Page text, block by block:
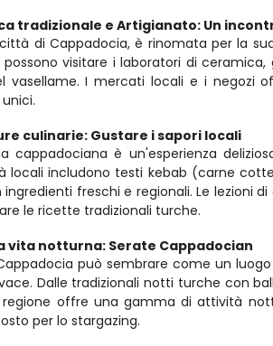
tradizionale e Artigianato: Un
di Cappadocia, è rinomata per la
visitare i laboratori di
vasellame. I mercati locali e i negozi
culinarie: Gustare i sapori locali
cappadociana è un'esperienza
locali includono testi kebab (carne
freschi e regionali. Le lezioni
le ricette tradizionali turche.
vita notturna: Serate Cappadocian
può sembrare come un
Dalle tradizionali notti turche con
regione offre una gamma di attività
per lo stargazing.